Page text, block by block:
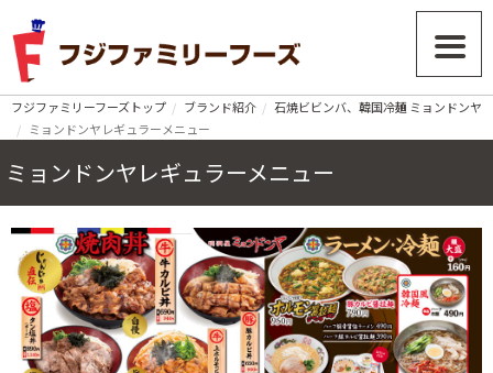
フジファミリーフーズトップ ブランド紹介
石焼ビビンバ、韓国冷麺 ミョンドンヤ
ミョンドンヤレギュラーメニュー
ミョンドンヤレギュラーメニュー